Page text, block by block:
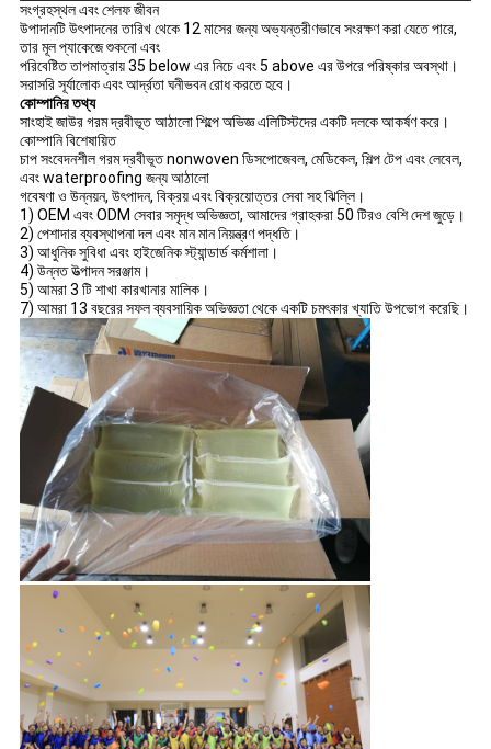
সংগ্রহস্থল এবং শেলফ জীবন
উপাদানটি উৎপাদনের তারিখ থেকে 12 মাসের জন্য অভ্যন্তরীণভাবে সংরক্ষণ করা যেতে পারে,
তার মূল প্যাকেজে শুকনো এবং
পরিবেষ্টিত তাপমাত্রায় 35 below এর নিচে এবং 5 above এর উপরে পরিষ্কার অবস্থা।
সরাসরি সূর্যালোক এবং আর্দ্রতা ঘনীভবন রোধ করতে হবে।
কোম্পানির তথ্য
সাংহাই জাউর গরম দ্রবীভূত আঠালো শিল্পে অভিজ্ঞ এলিটিস্টদের একটি দলকে আকর্ষণ করে।
কোম্পানি বিশেষায়িত
চাপ সংবেদনশীল গরম দ্রবীভূত nonwoven ডিসপোজেবল, মেডিকেল, শিল্প টেপ এবং লেবেল,
এবং waterproofing জন্য আঠালো
গবেষণা ও উন্নয়ন, উৎপাদন, বিক্রয় এবং বিক্রয়োত্তর সেবা সহ ঝিল্লি।
1) OEM এবং ODM সেবার সমৃদ্ধ অভিজ্ঞতা, আমাদের গ্রাহকরা 50 টিরও বেশি দেশ জুড়ে।
2) পেশাদার ব্যবস্থাপনা দল এবং মান মান নিয়ন্ত্রণ পদ্ধতি।
3) আধুনিক সুবিধা এবং হাইজেনিক স্ট্যান্ডার্ড কর্মশালা।
4) উন্নত উত্পাদন সরঞ্জাম।
5) আমরা 3 টি শাখা কারখানার মালিক।
7) আমরা 13 বছরের সফল ব্যবসায়িক অভিজ্ঞতা থেকে একটি চমৎকার খ্যাতি উপভোগ করেছি।